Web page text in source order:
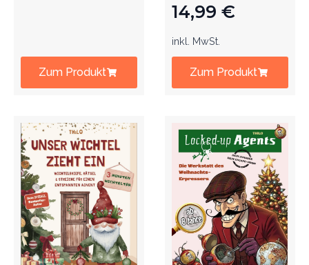
Zum Produkt
14,99 €
inkl. MwSt.
Zum Produkt